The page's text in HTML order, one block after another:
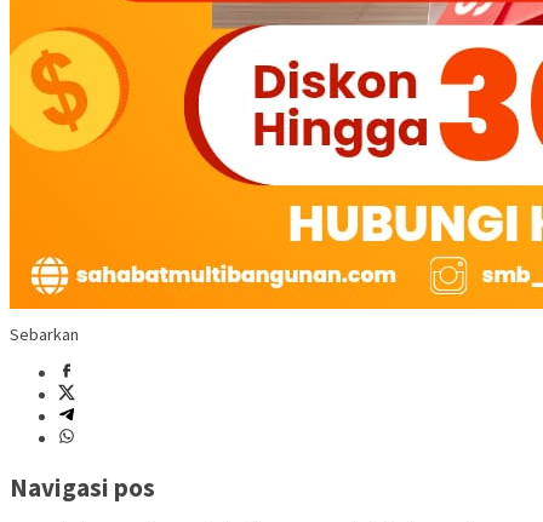
Sebarkan
Navigasi pos